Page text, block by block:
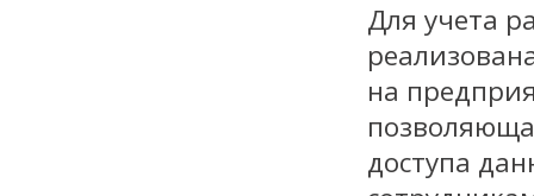
Для учета
на
доступа